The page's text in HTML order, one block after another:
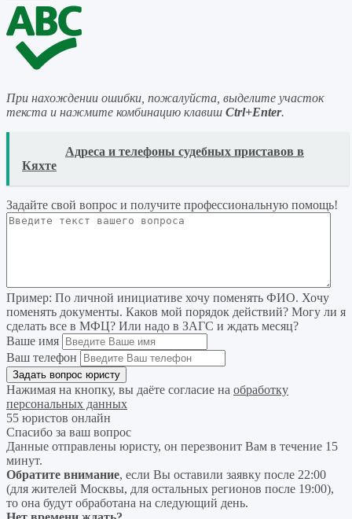
При нахождении ошибки, пожалуйста, выделите участок
текста и нажмите комбинацию клавиш Ctrl+Enter.
Адреса и телефоны судебных приставов в
Кяхте
Задайте свой вопрос и получите профессиональную помощь!
Пример: По личной инициативе хочу поменять ФИО. Хочу
поменять документы. Каков мой порядок действий? Могу ли я
сделать все в МФЦ? Или надо в ЗАГС и ждать месяц?
Ваше имя
Ваш телефон
Нажимая на кнопку, вы даёте согласие на обработку
персональных данных
55 юристов онлайн
Спасибо за ваш вопрос
Данные отправлены юристу, он перезвонит Вам в течение 15
минут.
Обратите внимание, если Вы оставили заявку после 22:00
(для жителей Москвы, для остальных регионов после 19:00),
то она будут обработана на следующий день.